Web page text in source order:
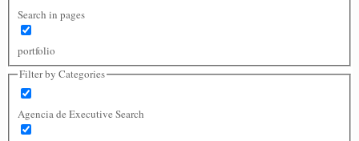
Search in pages
portfolio
Filter by Categories
Agencia de Executive Search